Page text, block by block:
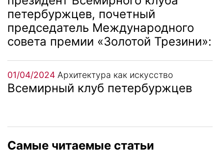
петербуржцев, почетный
председатель Международного
совета премии «Золотой Трезини»:
01/04/2024 Архитектура как искусство
Всемирный клуб петербуржцев
Самые читаемые статьи